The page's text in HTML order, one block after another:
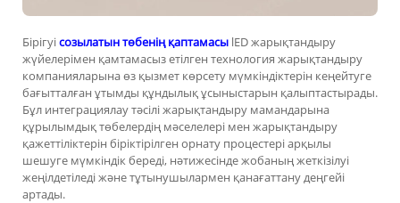
Бірігуісозылатын төбенің қаптамасы lED жарықтандыру
жүйелерімен қамтамасыз етілген технология жарықтандыру
компанияларына өз қызмет көрсету мүмкіндіктерін кеңейтуге
бағытталған ұтымды құндылық ұсыныстарын қалыптастырады.
Бұл интеграциялау тәсілі жарықтандыру мамандарына
құрылымдық төбелердің мәселелері мен жарықтандыру
қажеттіліктерін біріктірілген орнату процестері арқылы
шешуге мүмкіндік береді, нәтижесінде жобаның жеткізілуі
жеңілдетіледі және тұтынушылармен қанағаттану деңгейі
артады.